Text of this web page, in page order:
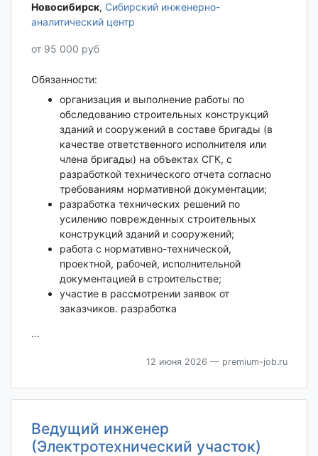
Новосибирск‎, Сибирский инженерно-
аналитический центр
от 95 000 руб
Обязанности:
организация и выполнение работы по
обследованию строительных конструкций
зданий и сооружений в составе бригады (в
качестве ответственного исполнителя или
члена бригады) на объектах СГК, с
разработкой технического отчета согласно
требованиям нормативной документации;
разработка технических решений по
усилению поврежденных строительных
конструкций зданий и сооружений;
работа с нормативно-технической,
проектной, рабочей, исполнительной
документацией в строительстве;
участие в рассмотрении заявок от
заказчиков. разработка
...
12 июня 2026 — premium-job.ru
Ведущий инженер
(Электротехнический участок)